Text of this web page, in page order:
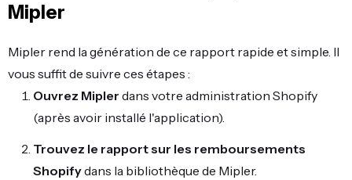
Mipler
Mipler rend la génération de ce rapport rapide et simple. Il
vous suffit de suivre ces étapes :
Ouvrez Mipler dans votre administration Shopify
(après avoir installé l'application).
Trouvez le rapport sur les remboursements
Shopifydans la bibliothèque de Mipler.